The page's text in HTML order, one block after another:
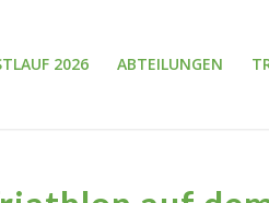
2026 ABTEILUNGEN